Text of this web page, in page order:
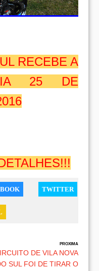
RECEBE A
25 DE
TWITTER
PROXIMA
DE VILA NOVA
SUL FOI DE TIRAR O